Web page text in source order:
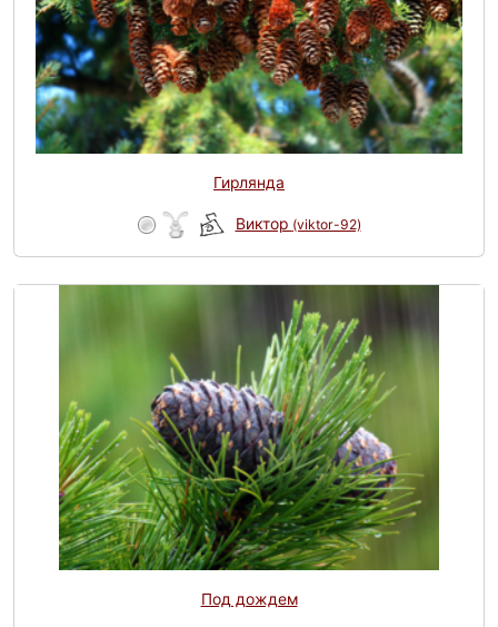
Гирлянда
Виктор (viktor-92)
Под дождем